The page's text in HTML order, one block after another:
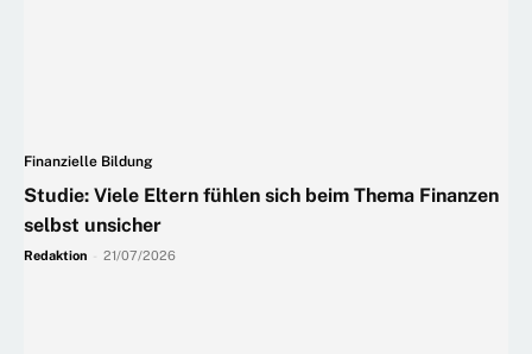
Finanzielle Bildung
Studie: Viele Eltern fühlen sich beim Thema Finanzen
selbst unsicher
Redaktion 21/07/2026